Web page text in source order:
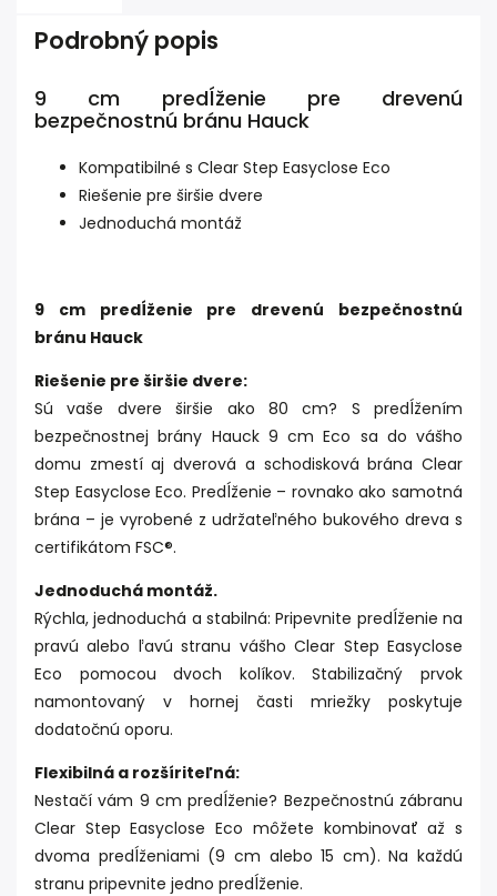
Podrobný popis
9 cm predĺženie pre drevenú
bezpečnostnú bránu Hauck
Kompatibilné s Clear Step Easyclose Eco
Riešenie pre širšie dvere
Jednoduchá montáž
9 cm predĺženie pre drevenú bezpečnostnú
bránu Hauck
Riešenie pre širšie dvere:
Sú vaše dvere širšie ako 80 cm? S predĺžením
bezpečnostnej brány Hauck 9 cm Eco sa do vášho
domu zmestí aj dverová a schodisková brána Clear
Step Easyclose Eco. Predĺženie – rovnako ako samotná
brána – je vyrobené z udržateľného bukového dreva s
certifikátom FSC®.
Jednoduchá montáž.
Rýchla, jednoduchá a stabilná: Pripevnite predĺženie na
pravú alebo ľavú stranu vášho Clear Step Easyclose
Eco pomocou dvoch kolíkov. Stabilizačný prvok
namontovaný v hornej časti mriežky poskytuje
dodatočnú oporu.
Flexibilná a rozšíriteľná:
Nestačí vám 9 cm predĺženie? Bezpečnostnú zábranu
Clear Step Easyclose Eco môžete kombinovať až s
dvoma predĺženiami (9 cm alebo 15 cm). Na každú
stranu pripevnite jedno predĺženie.